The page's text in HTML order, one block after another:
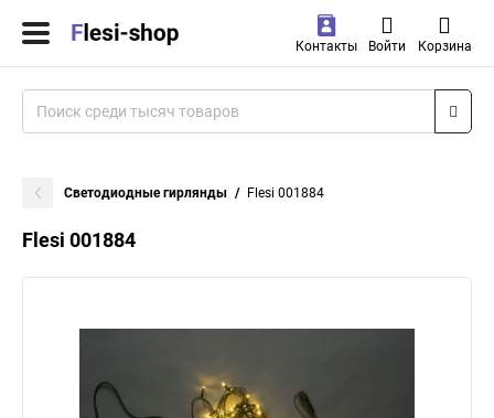
Контакты Войти Корзина
Светодиодные гирлянды Flesi 001884
Flesi 001884